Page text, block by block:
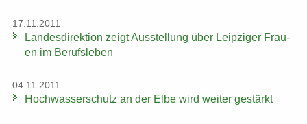
17.11.2011
Lan­des­di­rek­ti­on zeigt Aus­stel­lung über Leip­zi­ger Frau­
en im Be­rufs­le­ben
04.11.2011
Hoch­was­ser­schutz an der Elbe wird wei­ter ge­stärkt